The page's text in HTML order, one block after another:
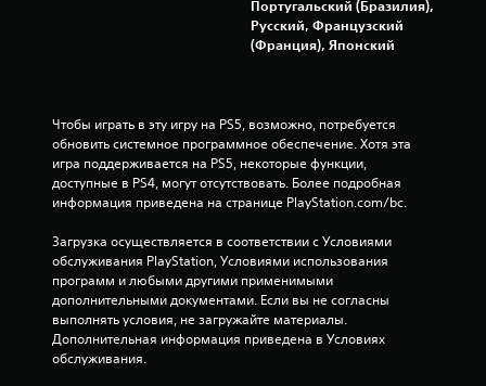
Португальский (Бразилия),
Русский, Французский
(Франция), Японский
Чтобы играть в эту игру на PS5, возможно, потребуется
обновить системное программное обеспечение. Хотя эта
игра поддерживается на PS5, некоторые функции,
доступные в PS4, могут отсутствовать. Более подробная
информация приведена на странице PlayStation.com/bc.
Загрузка осуществляется в соответствии с Условиями
обслуживания PlayStation, Условиями использования
программ и любыми другими применимыми
дополнительными документами. Если вы не согласны
выполнять условия, не загружайте материалы.
Дополнительная информация приведена в Условиях
обслуживания.